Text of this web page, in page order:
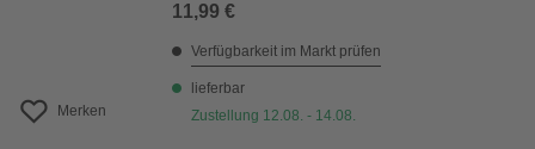
Merken
11,99 €
Verfügbarkeit im Markt prüfen
lieferbar
Zustellung 12.08. - 14.08.